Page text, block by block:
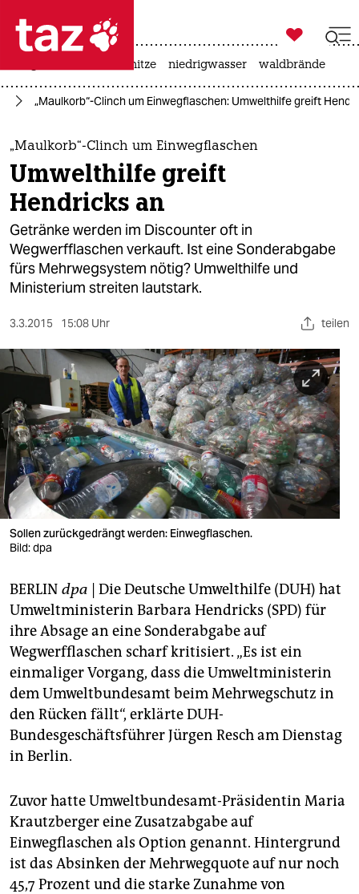
 taz zahl ich
taz zahl ich
themen
politik
öko
gesellschaft
kultur
sport
berlin
nord
wahrheit
verlag
verlag
veranstaltungen
fragen & hilfe
unterstützen
abo
genossenschaft
epaper login

taz zahl ich
hitze niedrigwasser waldbrände
„Maulkorb“-Clinch um Einwegflaschen: Umwelthilfe greift
„Maulkorb“-Clinch um Einwegflaschen
Umwelthilfe greift
Hendricks an
Getränke werden im Discounter oft in
Wegwerfflaschen verkauft. Ist eine Sonderabgabe
fürs Mehrwegsystem nötig? Umwelthilfe und
Ministerium streiten lautstark.
3.3.2015 15:08 Uhr teilen
Sollen zurückgedrängt werden: Einwegflaschen.
Bild: dpa
BERLIN dpa | Die Deutsche Umwelthilfe (DUH) hat
Umweltministerin Barbara Hendricks (SPD) für
ihre Absage an eine Sonderabgabe auf
Wegwerfflaschen scharf kritisiert. „Es ist ein
einmaliger Vorgang, dass die Umweltministerin
dem Umweltbundesamt beim Mehrwegschutz in
den Rücken fällt“, erklärte DUH-
Bundesgeschäftsführer Jürgen Resch am Dienstag
in Berlin.
Zuvor hatte Umweltbundesamt-Präsidentin Maria
Krautzberger eine Zusatzabgabe auf
Einwegflaschen als Option genannt. Hintergrund
ist das Absinken der Mehrwegquote auf nur noch
45,7 Prozent und die starke Zunahme von